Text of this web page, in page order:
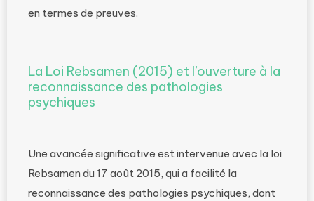
en termes de preuves.
La Loi Rebsamen (2015) et l’ouverture à la
reconnaissance des pathologies
psychiques
Une avancée significative est intervenue avec la loi
Rebsamen du 17 août 2015, qui a facilité la
reconnaissance des pathologies psychiques, dont